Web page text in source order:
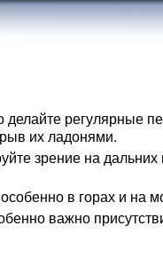
делайте регулярные
их ладонями.
зрение на
в горах и на
важно